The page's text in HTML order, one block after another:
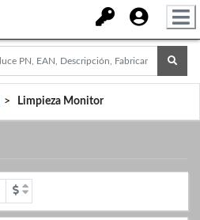
Limpieza Monitor